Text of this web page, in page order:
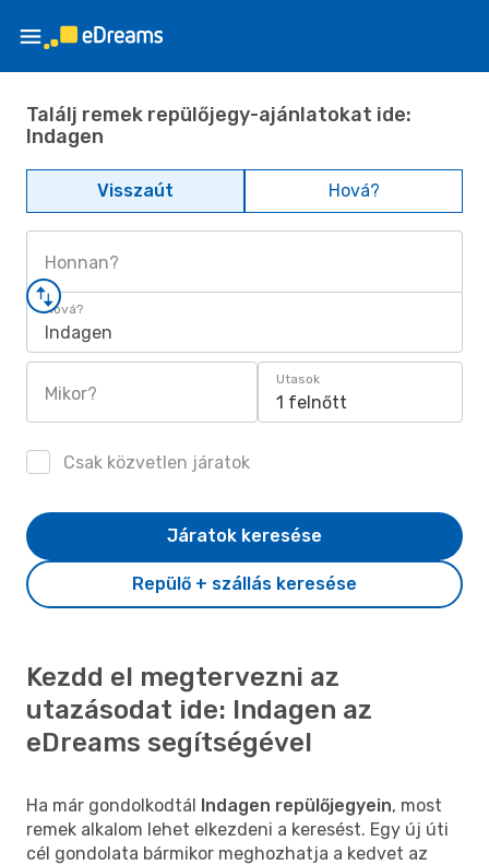
Találj remek repülőjegy-ajánlatokat ide:
Indagen
Visszaút Hová?
Honnan?
Hová?
Indagen
Mikor?
Utasok
1 felnőtt
Csak közvetlen járatok
Repülő + szállás keresése
Járatok keresése
Kezdd el megtervezni az
utazásodat ide: Indagen az
eDreams segítségével
Ha már gondolkodtál Indagen repülőjegyein, most
remek alkalom lehet elkezdeni a keresést. Egy új úti
cél gondolata bármikor meghozhatja a kedvet az